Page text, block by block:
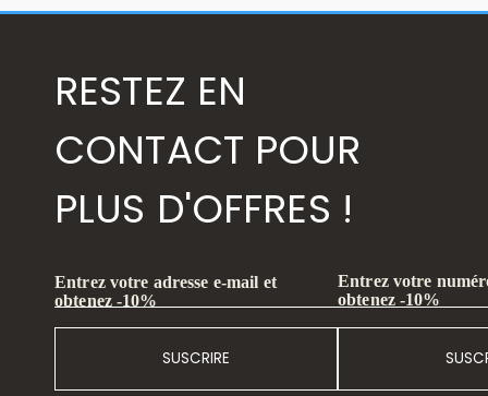
RESTEZ EN
CONTACT POUR
PLUS D'OFFRES !
Entrez votre adresse e-mail et
obtenez -10%
SUSCRIRE
Entrez votre
obtenez -10%